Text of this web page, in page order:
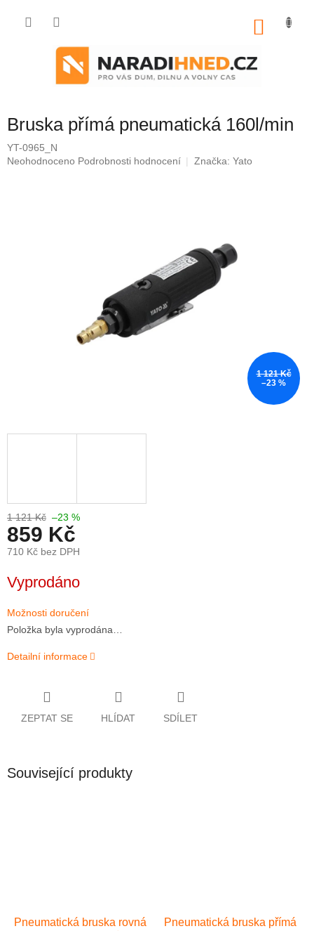
Bruska přímá pneumatická 160l/min
YT-0965_N
Průměrné
Neohodnoceno Podrobnosti hodnocení Značka: Yato
1 121 Kč
–23 %
1 121 Kč –23 %
859 Kč
710 Kč bez DPH
cena:
Vyprodáno
Možnosti doručení
Položka byla vyprodána…
Detailní informace
ZEPTAT SE HLÍDAT SDÍLET
Související produkty
Pneumatická bruska rovná
Pneumatická bruska přímá